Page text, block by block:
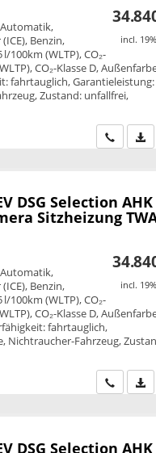
incl.
Automatik,
Benzin,
(WLTP), CO₂-
CO₂-Klasse D,
fahrtauglich, Garantieleistung:
Zustand: unfallfrei,
Wir
DSG Selection AHK
Sitzheizung
incl.
Automatik,
Benzin,
(WLTP), CO₂-
CO₂-Klasse D,
fahrtauglich,
Nichtraucher-Fahrzeug,
Wir
DSG Selection AHK